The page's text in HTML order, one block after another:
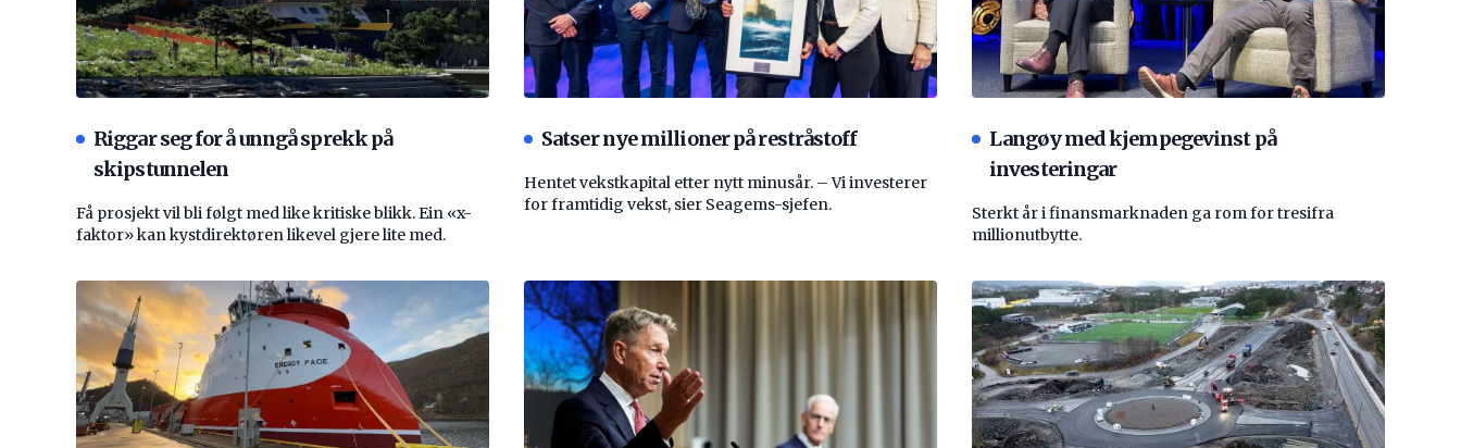
Riggar seg for å unngå sprekk på
skipstunnelen
Få prosjekt vil bli følgt med like kritiske blikk. Ein «x-
faktor» kan kystdirektøren likevel gjere lite med.
Satser nye millioner på restråstoff
Hentet vekstkapital etter nytt minusår. – Vi investerer
for framtidig vekst, sier Seagems-sjefen.
Langøy med kjempegevinst på
investeringar
Sterkt år i finansmarknaden ga rom for tresifra
millionutbytte.